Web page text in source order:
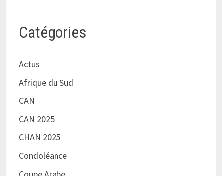
Catégories
Actus
Afrique du Sud
CAN
CAN 2025
CHAN 2025
Condoléance